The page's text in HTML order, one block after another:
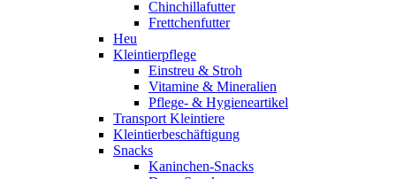
Chinchillafutter
Frettchenfutter
Heu
Kleintierpflege
Einstreu & Stroh
Vitamine & Mineralien
Pflege- & Hygieneartikel
Transport Kleintiere
Kleintierbeschäftigung
Snacks
Kaninchen-Snacks